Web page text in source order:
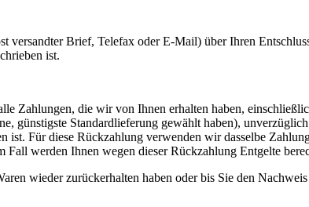
versandter Brief, Telefax oder E-Mail) über Ihren
ist.
Zahlungen, die wir von Ihnen erhalten haben,
günstigste Standardlieferung gewählt haben),
ist. Für diese Rückzahlung verwenden wir dasselbe
werden Ihnen wegen dieser Rückzahlung Entgelte
wieder zurückerhalten haben oder bis Sie den